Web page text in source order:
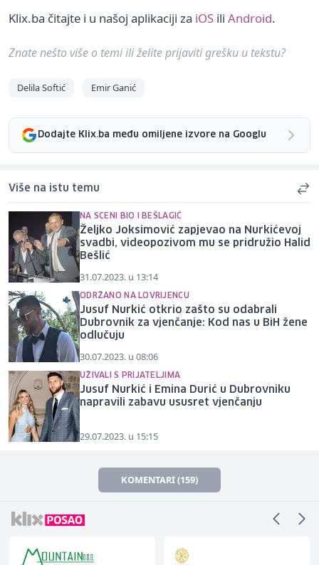
Klix.ba čitajte i u našoj aplikaciji za iOS ili Android.
Znate nešto više o temi ili želite prijaviti grešku u tekstu?
Delila Softić Emir Ganić
Dodajte Klix.ba među omiljene izvore na Googlu
Više na istu temu
NA SCENI BIO I BEŠLAGIĆ
Željko Joksimović zapjevao na Nurkićevoj
svadbi, videopozivom mu se pridružio Halid
Bešlić
31.07.2023. u 13:14
ODRŽANO NA LOVRIJENCU
Jusuf Nurkić otkrio zašto su odabrali
Dubrovnik za vjenčanje: Kod nas u BiH žene
odlučuju
30.07.2023. u 08:06
UŽIVALI S PRIJATELJIMA
Jusuf Nurkić i Emina Durić u Dubrovniku
napravili zabavu ususret vjenčanju
29.07.2023. u 15:15
KOMENTARI (159)